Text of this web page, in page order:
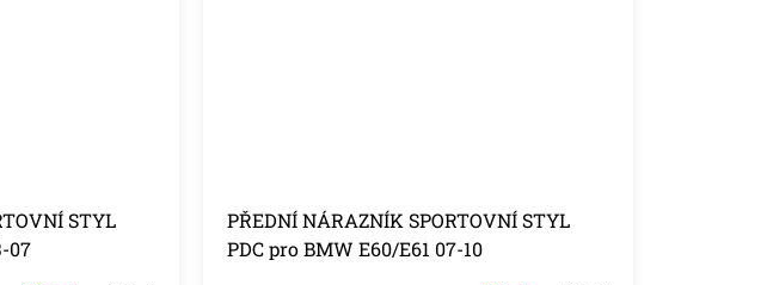
STYL
07
PŘEDNÍ NÁRAZNÍK SPORTOVNÍ STYL
PDC pro BMW E60/E61 07-10